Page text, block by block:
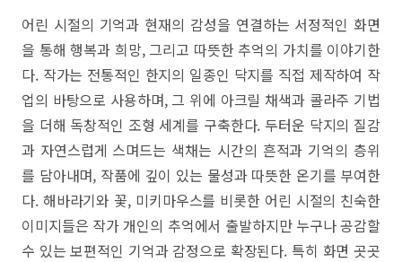
어린 시절의 기억과 현재의 감성을 연결하는 서정적인 화면
을 통해 행복과 희망, 그리고 따뜻한 추억의 가치를 이야기한
다. 작가는 전통적인 한지의 일종인 닥지를 직접 제작하여 작
업의 바탕으로 사용하며, 그 위에 아크릴 채색과 콜라주 기법
을 더해 독창적인 조형 세계를 구축한다. 두터운 닥지의 질감
과 자연스럽게 스며드는 색채는 시간의 흔적과 기억의 층위
를 담아내며, 작품에 깊이 있는 물성과 따뜻한 온기를 부여한
다. 해바라기와 꽃, 미키마우스를 비롯한 어린 시절의 친숙한
이미지들은 작가 개인의 추억에서 출발하지만 누구나 공감할
수 있는 보편적인 기억과 감정으로 확장된다. 특히 화면 곳곳